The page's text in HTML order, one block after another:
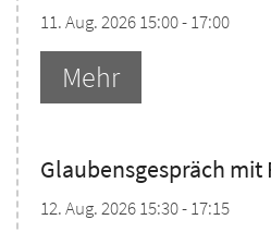
11. Aug. 2026 15:00 - 17:00
Mehr
Glaubensgespräch mit
12. Aug. 2026 15:30 - 17:15